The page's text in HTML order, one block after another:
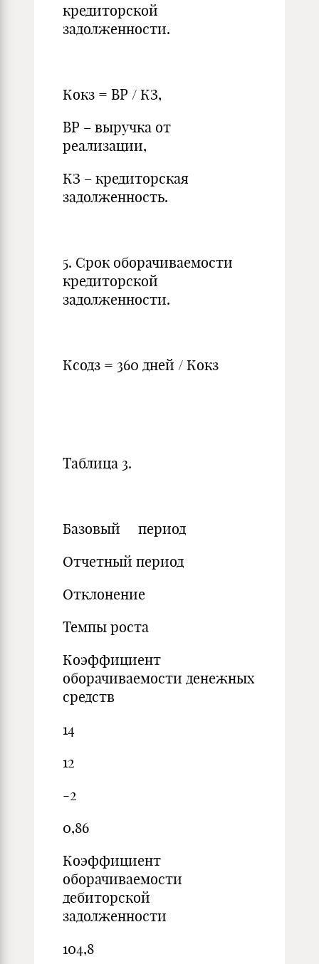
кредиторской
задолженности.
Кокз = ВР / КЗ,
ВР – выручка от
реализации,
КЗ – кредиторская
задолженность.
5. Срок оборачиваемости
кредиторской
задолженности.
Ксодз = 360 дней / Кокз
Таблица 3.
Базовый период
Отчетный период
Отклонение
Темпы роста
Коэффициент
оборачиваемости денежных
средств
14
12
-2
0,86
Коэффициент
оборачиваемости
дебиторской
задолженности
104,8